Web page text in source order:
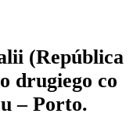
(República
drugiego co
– Porto.